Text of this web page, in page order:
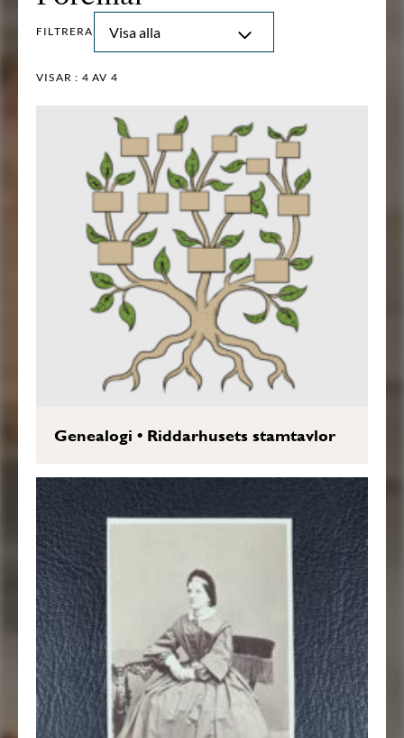
FILTRERA Visa alla
VISAR : 4 AV 4
Genealogi • Riddarhusets stamtavlor